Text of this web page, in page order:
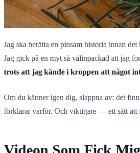
Jag ska berätta en pinsam historia innan
Jag gick på en myt så välinpackad att jag
trots att jag kände i kroppen att något
Om du känner igen dig, slappna av: det
förklarar varför. Och viktigare — ett sätt att
Videon Som Fick Mig